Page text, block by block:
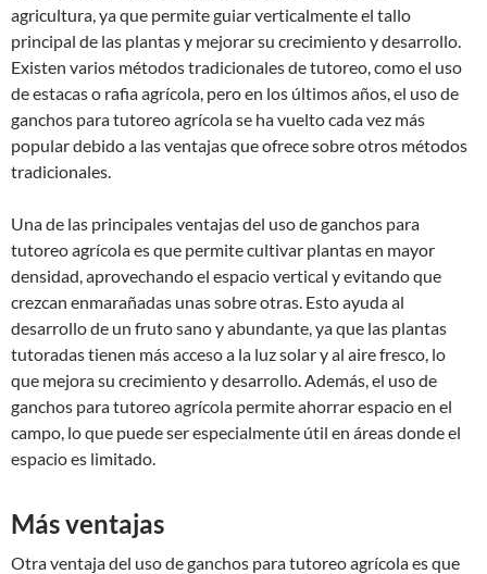
agricultura, ya que permite guiar verticalmente el tallo
principal de las plantas y mejorar su crecimiento y desarrollo.
Existen varios métodos tradicionales de tutoreo, como el uso
de estacas o rafia agrícola, pero en los últimos años, el uso de
ganchos para tutoreo agrícola se ha vuelto cada vez más
popular debido a las ventajas que ofrece sobre otros métodos
tradicionales.
Una de las principales ventajas del uso de ganchos para
tutoreo agrícola es que permite cultivar plantas en mayor
densidad, aprovechando el espacio vertical y evitando que
crezcan enmarañadas unas sobre otras. Esto ayuda al
desarrollo de un fruto sano y abundante, ya que las plantas
tutoradas tienen más acceso a la luz solar y al aire fresco, lo
que mejora su crecimiento y desarrollo. Además, el uso de
ganchos para tutoreo agrícola permite ahorrar espacio en el
campo, lo que puede ser especialmente útil en áreas donde el
espacio es limitado.
Más ventajas
Otra ventaja del uso de ganchos para tutoreo agrícola es que